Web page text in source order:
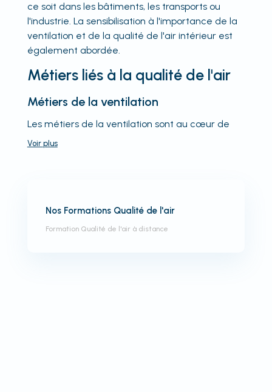
ce soit dans les bâtiments, les transports ou
l'industrie. La sensibilisation à l'importance de la
ventilation et de la qualité de l'air intérieur est
également abordée.
Métiers liés à la qualité de l'air
Métiers de la ventilation
Les métiers de la ventilation sont au cœur de
Voir plus
Nos Formations Qualité de l'air
Formation Qualité de l'air à distance